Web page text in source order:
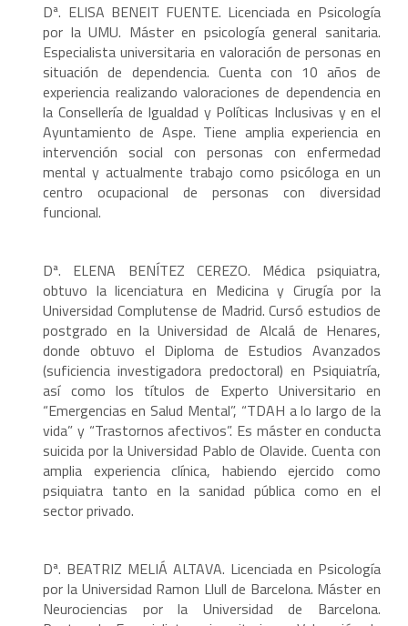
Dª. ELISA BENEIT FUENTE. Licenciada en Psicología
por la UMU. Máster en psicología general sanitaria.
Especialista universitaria en valoración de personas en
situación de dependencia. Cuenta con 10 años de
experiencia realizando valoraciones de dependencia en
la Consellería de Igualdad y Políticas Inclusivas y en el
Ayuntamiento de Aspe. Tiene amplia experiencia en
intervención social con personas con enfermedad
mental y actualmente trabajo como psicóloga en un
centro ocupacional de personas con diversidad
funcional.
Dª. ELENA BENÍTEZ CEREZO. Médica psiquiatra,
obtuvo la licenciatura en Medicina y Cirugía por la
Universidad Complutense de Madrid. Cursó estudios de
postgrado en la Universidad de Alcalá de Henares,
donde obtuvo el Diploma de Estudios Avanzados
(suficiencia investigadora predoctoral) en Psiquiatría,
así como los títulos de Experto Universitario en
“Emergencias en Salud Mental”, “TDAH a lo largo de la
vida” y “Trastornos afectivos”. Es máster en conducta
suicida por la Universidad Pablo de Olavide. Cuenta con
amplia experiencia clínica, habiendo ejercido como
psiquiatra tanto en la sanidad pública como en el
sector privado.
Dª. BEATRIZ MELIÁ ALTAVA. Licenciada en Psicología
por la Universidad Ramon Llull de Barcelona. Máster en
Neurociencias por la Universidad de Barcelona.